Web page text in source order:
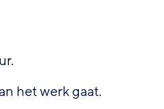
het werk gaat.